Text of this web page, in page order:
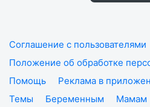
Соглашение с пользователями
Положение об обработке
Помощь
Реклама в
Темы
Беременным Мамам